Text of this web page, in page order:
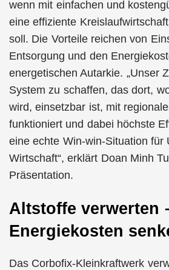
wenn mit einfachen und
eine effiziente
soll. Die Vorteile reichen von
Entsorgung und den
energetischen Autarkie. „Unser
System zu schaffen, das dort,
wird, einsetzbar ist, mit
funktioniert und dabei höchste
eine echte Win-win-Situation für
Wirtschaft“, erklärt Doan Minh
Präsentation.
Altstoffe verwerten
Energiekosten
Das Corbofix-Kleinkraftwerk